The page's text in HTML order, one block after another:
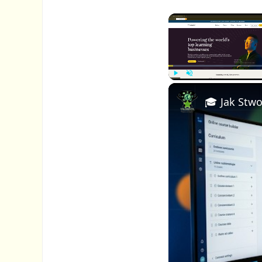
n
m